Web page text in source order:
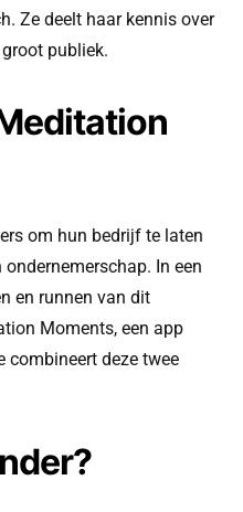
Ze deelt haar kennis over
publiek.
om hun bedrijf te laten
In een
en runnen van dit
Moments, een app
combineert deze twee